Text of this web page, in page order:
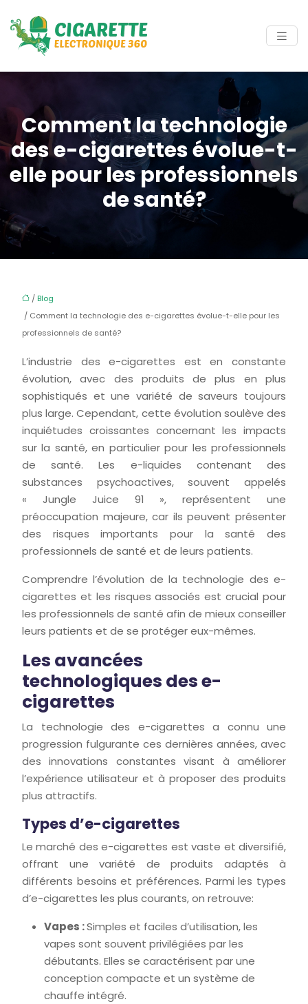
Comment la technologie
des e-cigarettes évolue-t-
elle pour les professionnels
de santé?
/ Blog
/ Comment la technologie des e-cigarettes évolue-t-elle pour les
professionnels de santé?
L’industrie des e-cigarettes est en constante
évolution, avec des produits de plus en plus
sophistiqués et une variété de saveurs toujours
plus large. Cependant, cette évolution soulève des
inquiétudes croissantes concernant les impacts
sur la santé, en particulier pour les professionnels
de santé. Les e-liquides contenant des
substances psychoactives, souvent appelés
« Jungle Juice 91 », représentent une
préoccupation majeure, car ils peuvent présenter
des risques importants pour la santé des
professionnels de santé et de leurs patients.
Comprendre l’évolution de la technologie des e-
cigarettes et les risques associés est crucial pour
les professionnels de santé afin de mieux conseiller
leurs patients et de se protéger eux-mêmes.
Les avancées
technologiques des e-
cigarettes
La technologie des e-cigarettes a connu une
progression fulgurante ces dernières années, avec
des innovations constantes visant à améliorer
l’expérience utilisateur et à proposer des produits
plus attractifs.
Types d’e-cigarettes
Le marché des e-cigarettes est vaste et diversifié,
offrant une variété de produits adaptés à
différents besoins et préférences. Parmi les types
d’e-cigarettes les plus courants, on retrouve:
Vapes :Simples et faciles d’utilisation, les
vapes sont souvent privilégiées par les
débutants. Elles se caractérisent par une
conception compacte et un système de
chauffe intégré.